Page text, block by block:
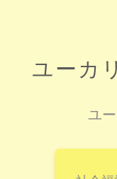
ユーカ
ユ